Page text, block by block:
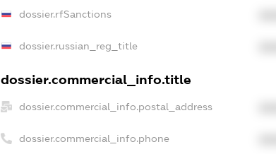
dossier.rfSanctions
dossier.russian_reg_title
dossier.commercial_info.title
dossier.commercial_info.postal_address
dossier.commercial_info.phone